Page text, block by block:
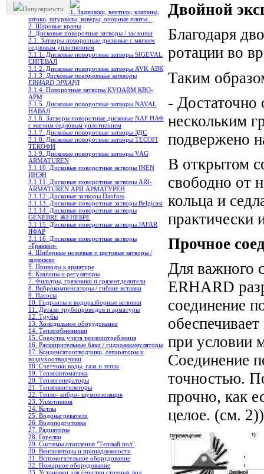
Популярности
1. Задвижки, вентили, клапаны,
штоки, штурвалы, коверы, опорные плиты...
2. Шаровые краны
3. Дисковые поворотные затворы / заслонки
3.1. Затворы поворотные дисковые с мягким
седловым уплотнением
3.1.1. Дисковые поворотные затворы SIGEVAL
СИГЕВАЛ
3.1.2. Дисковые поворотные затворы AVK АВК
3.1.3. Дисковые поворотные затворы
ERHARD ЭРХАРД
3.1.4. Поворотные затворы KVOARM КВО-
АРМ
3.1.5. Дисковые поворотные затворы NAVAL
НАВАЛ
3.1.6. Затворы поворотные дисковые NAF НАФ
с мягким седловым уплотнением
3.1.7. Дисковые поворотные затворы ЗДС
3.1.8. Дисковые поворотные затворы TECOFI
ТЕКОФИ
3.1.9. Дисковые поворотные затворы VAG
ARMATUREN
3.1.10. Дисковые поворотные затворы INEN
ИНЭН
3.1.11. Дисковые поворотные затворы ARI-
ARMATUREN АРИ АРМАТУРЕН
3.1.12. Дисковые затворы Danfoss
3.1.13. Дисковые поворотные затворы Belgicast
3.1.14. Дисковые поворотныe затворы
GENEBRE ЖЕНЕБРЕ
3.1.15. Дисковые поворотные затворы JAFAR
ЯФАР
3.1.16. Дисковые поворотные затворы
«Гранвэл»
4. Шиберные ножевые и щитовые затворы /
задвижки
5. Приводы к арматуре
6. Клапаны и регуляторы
7. Фильтры, грязевики и грязеотделители
8. Виброкомпенсаторы / гибкие вставки
9. Насосы
10. Гидранты и водоразборные колонки
11. Детали трубопроводов и арматуры
12. Трубы
13. Холодильное oборудование
14. Теплообменники
15. Средства учета теплопотребления
16. Расширительные баки / гидроаккамуляторы
17. Конденсатоотводчики, сепараторы и
воздухоотводчики
18. Счетчики воды, газа и тепла
19. Теплоавтоматика
20. Теплогенераторы
21. Тепловентиляторы
22. Тепло- вибро- шумоизоляция
23. Уплотнения
24. Котлы
25. Водонагреватели
26. Водоподготовка
27. Радиаторы
28. Горелки
29. Системы отопления "Теплый пол"
30. Вентиляторы и принадлежности
31. Вспомогательное оборудование
32. Пожарное оборудование
33. Установки для очистки сточных вод
Двойной
Благодаря
ротации во
Таким
-
нескольким
подвержено
В открытом
свободно от
кольца и
практически
Прочное
Для важного
ERHARD
соединение
при условии
Соединение
точностью.
прочно, как
целое. (см. 2))